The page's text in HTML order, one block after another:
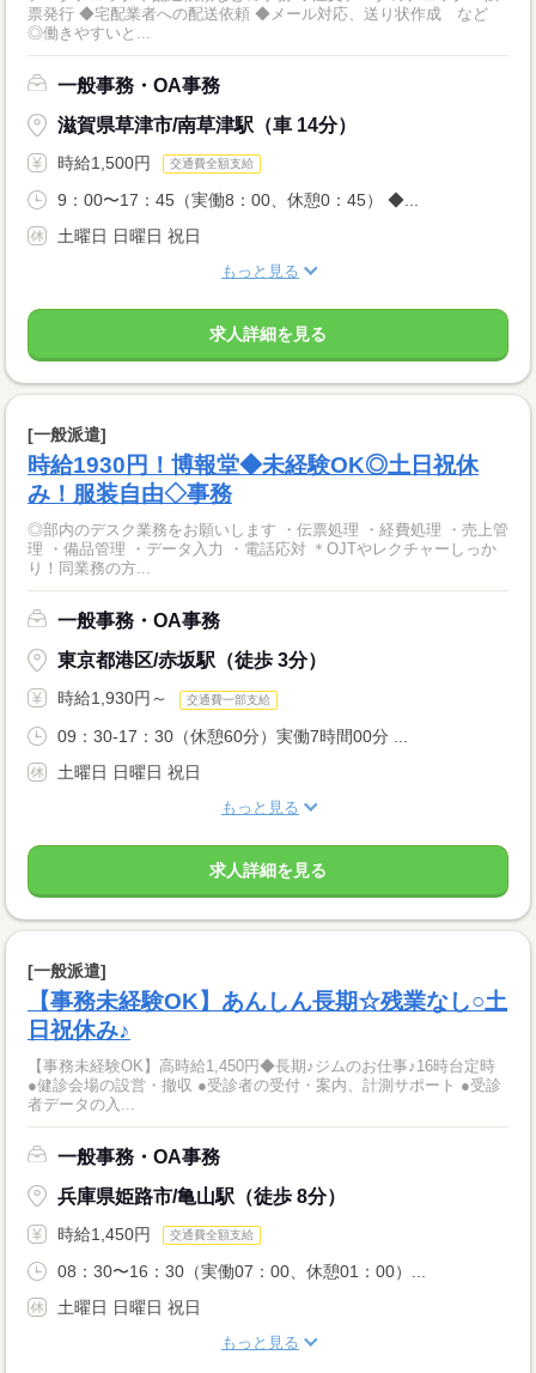
票発行 ◆宅配業者への配送依頼 ◆メール対応、送り状作成 など
◎働きやすいと...
一般事務・OA事務
滋賀県草津市/南草津駅（車 14分）
時給1,500円 交通費全額支給
9：00〜17：45（実働8：00、休憩0：45） ◆...
土曜日 日曜日 祝日
もっと見る
求人詳細を見る
[一般派遣]
時給1930円！博報堂◆未経験OK◎土日祝休
み！服装自由◇事務
◎部内のデスク業務をお願いします ・伝票処理 ・経費処理 ・売上管
理 ・備品管理 ・データ入力 ・電話応対 ＊OJTやレクチャーしっか
り！同業務の方...
一般事務・OA事務
東京都港区/赤坂駅（徒歩 3分）
時給1,930円～ 交通費一部支給
09：30-17：30（休憩60分）実働7時間00分 ...
土曜日 日曜日 祝日
もっと見る
求人詳細を見る
[一般派遣]
【事務未経験OK】あんしん長期☆残業なし○土
日祝休み♪
【事務未経験OK】高時給1,450円◆長期♪ジムのお仕事♪16時台定時
●健診会場の設営・撤収 ●受診者の受付・案内、計測サポート ●受診
者データの入...
一般事務・OA事務
兵庫県姫路市/亀山駅（徒歩 8分）
時給1,450円 交通費全額支給
08：30〜16：30（実働07：00、休憩01：00）...
土曜日 日曜日 祝日
もっと見る